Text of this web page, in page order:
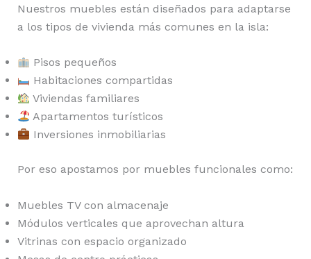
Nuestros muebles están diseñados para adaptarse
a los tipos de vivienda más comunes en la isla:
Pisos pequeños
Habitaciones compartidas
Viviendas familiares
Apartamentos turísticos
Inversiones inmobiliarias
Por eso apostamos por muebles funcionales como:
Muebles TV con almacenaje
Módulos verticales que aprovechan altura
Vitrinas con espacio organizado